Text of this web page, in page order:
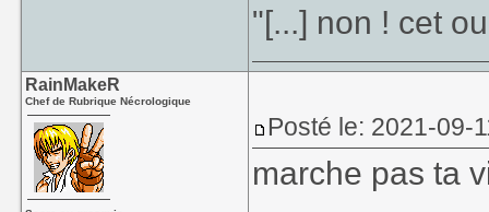
"[...] non ! cet
RainMakeR
Chef de Rubrique Nécrologique
Posté le: 2021-09-
marche pas ta